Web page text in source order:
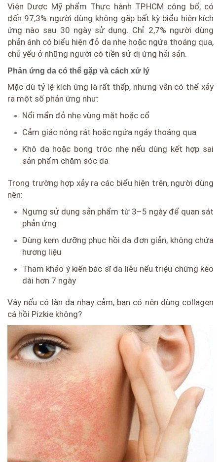
Viện Dược Mỹ phẩm Thực hành TP.HCM công bố, có
đến 97,3% người dùng không gặp bất kỳ biểu hiện kích
ứng nào sau 30 ngày sử dụng. Chỉ 2,7% người dùng
phản ánh có biểu hiện đỏ da nhẹ hoặc ngứa thoáng qua,
chủ yếu ở những người có tiền sử dị ứng hải sản.
Phản ứng da có thể gặp và cách xử lý
Mặc dù tỷ lệ kích ứng là rất thấp, nhưng vẫn có thể xảy
ra một số phản ứng như:
Nổi mẩn đỏ nhẹ vùng mặt hoặc cổ
Cảm giác nóng rát hoặc ngứa ngáy thoáng qua
Khô da hoặc bong tróc nhẹ nếu dùng kết hợp sai
sản phẩm chăm sóc da
Trong trường hợp xảy ra các biểu hiện trên, người dùng
nên:
Ngưng sử dụng sản phẩm từ 3–5 ngày để quan sát
phản ứng
Dùng kem dưỡng phục hồi da đơn giản, không chứa
hương liệu
Tham khảo ý kiến bác sĩ da liễu nếu triệu chứng kéo
dài hơn 7 ngày
Vậy nếu có làn da nhạy cảm, bạn có nên dùng collagen
cá hồi Pizkie không?